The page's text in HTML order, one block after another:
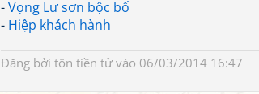
-Vọng Lư sơn bộc bố
- Hiệp khách hành
Đăng bởi tôn tiền tửvào 06/03/2014 16:47